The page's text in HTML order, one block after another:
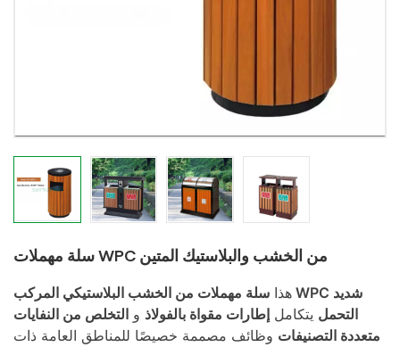
سلة مهملات WPC من الخشب والبلاستيك المتين
هذا سلة مهملات من الخشب البلاستيكي المركب WPC شديد
التحمل يتكامل إطارات مقواة بالفولاذ و التخلص من النفايات
متعددة التصنيفات وظائف مصممة خصيصًا للمناطق العامة ذات